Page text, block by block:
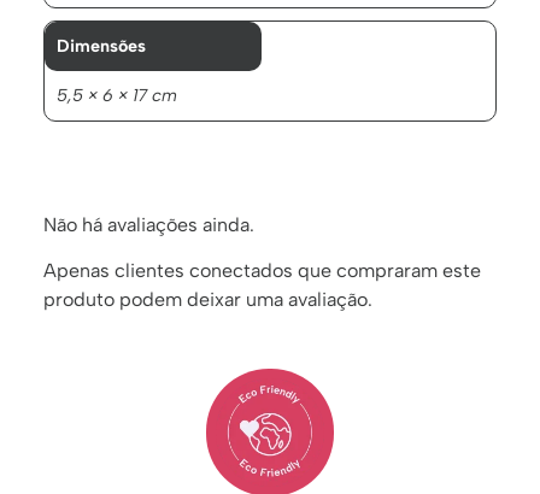
Dimensões
5,5 × 6 × 17 cm
Não há avaliações ainda.
Apenas clientes conectados que compraram este
produto podem deixar uma avaliação.